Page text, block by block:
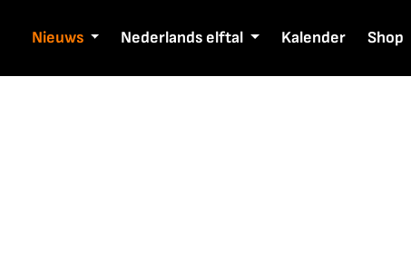
Nieuws Nederlands elftal Kalender Shop